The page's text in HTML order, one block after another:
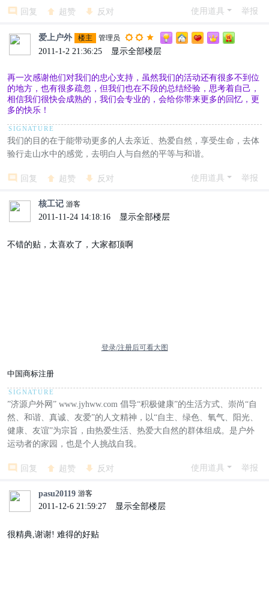
回复 超赞 反对 使用道具 举报
爱上户外 楼主 管理员
2011-1-2 21:36:25 显示全部楼层
再一次感谢他们对我们的忠心支持，虽然我们的活动还有很多不到位
的地方，也有很多疏忽，但我们也在不段的总结经验，思考着自己，
相信我们很快会成熟的，我们会专业的，会给你带来更多的回忆，更
多的快乐！
我们的目的在于能带动更多的人去亲近、热爱自然，享受生命，去体
验行走山水中的感觉，去明白人与自然的平等与和谐。
回复 超赞 反对 使用道具 举报
核工记 游客
2011-11-24 14:18:16 显示全部楼层
不错的贴，太喜欢了，大家都顶啊
登录/注册后可看大图
中国商标注册
”济源户外网” www.jyhww.com 倡导“积极健康”的生活方式、崇尚“自
然、和谐、真诚、友爱”的人文精神，以“自主、绿色、氧气、阳光、
健康、友谊”为宗旨，由热爱生活、热爱大自然的群体组成。是户外
运动者的家园，也是个人挑战自我。
回复 超赞 反对 使用道具 举报
pasu20119 游客
2011-12-6 21:59:27 显示全部楼层
很精典,谢谢! 难得的好贴